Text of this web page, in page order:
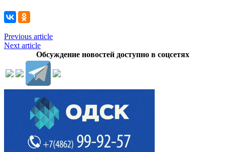
Previous article
Next article
Обсуждение новостей доступно в соцсетях